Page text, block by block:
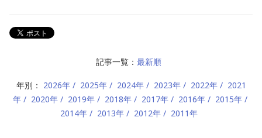
記事一覧： 最新順
年別： 2026年 2025年 2024年 2023年 2022年
2021
年
2020年 2019年 2018年 2017年 2016年
2015年
2014年
2013年 2012年 2011年